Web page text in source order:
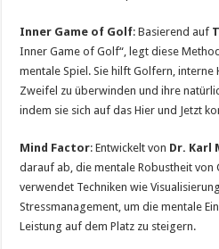
Inner Game of Golf: Basierend auf
Inner Game of Golf“, legt diese
mentale Spiel. Sie hilft Golfern, interne
Zweifel zu überwinden und ihre
indem sie sich auf das Hier und Jetzt
Mind Factor: Entwickelt von Dr. Karl
darauf ab, die mentale Robustheit von
verwendet Techniken wie
Stressmanagement, um die mentale
Leistung auf dem Platz zu steigern​.